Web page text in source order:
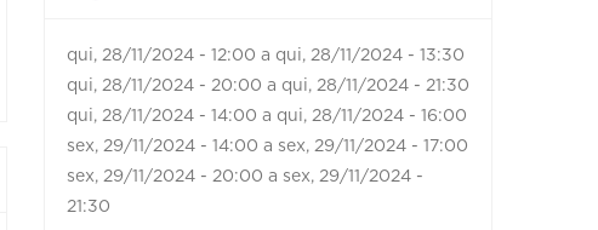
qui, 28/11/2024 - 12:00 a qui, 28/11/2024 - 13:30
qui, 28/11/2024 - 20:00 a qui, 28/11/2024 - 21:30
qui, 28/11/2024 - 14:00 a qui, 28/11/2024 - 16:00
sex, 29/11/2024 - 14:00 a sex, 29/11/2024 - 17:00
sex, 29/11/2024 - 20:00 a sex, 29/11/2024 -
21:30